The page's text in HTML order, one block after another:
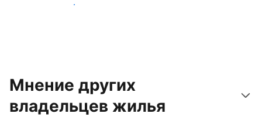
Привлечь новых гостей
Мнение других
владельцев жилья